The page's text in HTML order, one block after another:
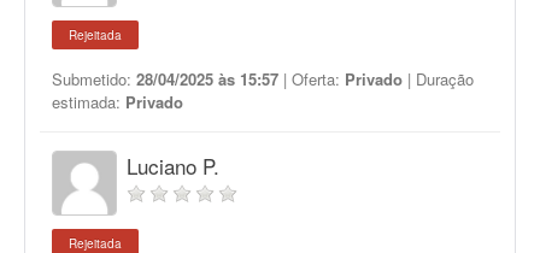
Rejeitada
Submetido: 28/04/2025 às 15:57 | Oferta: Privado | Duração
estimada: Privado
Luciano P.
Rejeitada